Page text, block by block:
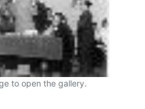
to open the gallery.